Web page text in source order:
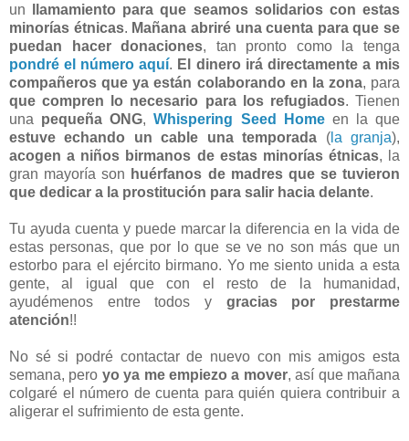
un
llamamiento para que seamos solidarios con estas
minorías étnicas. Mañana abriré una cuenta para que se
puedan hacer donaciones, tan pronto como la tenga
pondré el número aquí. El dinero irá directamente a mis
compañeros que ya están colaborando en la zona, para
que compren lo necesario para los refugiados. Tienen
una pequeña ONG,Whispering Seed Homeen la que
estuve echando un cable una temporada (la granja),
acogen a niños birmanos de estas minorías étnicas, la
gran mayoría son huérfanos de madres que se tuvieron
que dedicar a la prostitución para salir hacia delante.
Tu ayuda cuenta y puede marcar la diferencia en la vida de
estas personas, que por lo que se ve no son más que un
estorbo para el ejército birmano. Yo me siento unida a esta
gente, al igual que con el resto de la humanidad,
ayudémenos entre todos y gracias por prestarme
atención!!
No sé si podré contactar de nuevo con mis amigos esta
semana, pero yo ya me empiezo a mover, así que mañana
colgaré el número de cuenta para quién quiera contribuir a
aligerar el sufrimiento de esta gente.